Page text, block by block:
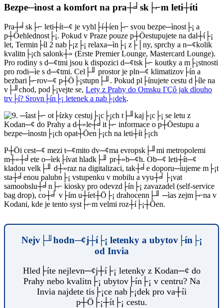
Bezpe─ìnost a komfort na pra┼╛sk├⌐m leti┼íti
Pra┼╛sk├⌐ leti┼ít─¢ je vyhl├í┼íen├⌐ svou bezpe─ìnost├¡ a
p┼Öehlednost├¡. Pokud v Praze pouze p┼Öestupujete na dal┼í├¡
let, Termin├íl 2 nab├¡z├¡ relaxa─ìn├¡ z├│ny, sprchy a n─¢kolik
kvalitn├¡ch salonk┼» (Erste Premier Lounge, Mastercard Lounge).
Pro rodiny s d─¢tmi jsou k dispozici d─¢tsk├⌐ koutky a m├¡stnosti
pro rodi─ìe s d─¢tmi. Cel├╜ prostor je pln─¢ klimatizov├ín a
bezbari├⌐rov─¢ p┼Ö├¡stupn├╜. Pokud pl├ínujete cestu d├íle na
v├╜chod, pod├¡vejte se, Lety z Prahy do Omsku ΓÇô jak dlouho
trv├í? Srovn├ín├¡ letenek a nab├¡dek.
P┼Öi cest─¢ mezi t─¢mito dv─¢ma evropsk├╜mi metropolemi
m┼»┼╛ete o─ìek├ívat hladk├╜ pr┼»b─¢h. Ob─¢ leti┼ít─¢
kladou velk├╜ d┼»raz na digitalizaci, tak┼╛e doporu─ìujeme m├¡t
sta┼╛enou palubn├¡ vstupenku v mobilu a vyu┼╛├¡vat
samoobslu┼╛n├⌐ kiosky pro odevzd├ín├¡ zavazadel (self-service
bag drop), co┼╛ v├ím u┼íet┼Ö├¡ drahocenn├╜ ─ìas zejm├⌐na v
Kodani, kde je tento syst├⌐m velmi roz┼í├¡┼Öen.
Nejv├╜hodn─¢j┼í├¡ letenky a ubytov├ín├¡
od Invia
Hled├íte nejlevn─¢j┼í├¡ letenky z Kodan─¢ do
Prahy nebo kvalitn├¡ ubytov├ín├¡ v centru? Na
Invia najdete tis├¡ce nab├¡dek pro va┼íi
p┼Ö├¡┼ít├¡ cestu.